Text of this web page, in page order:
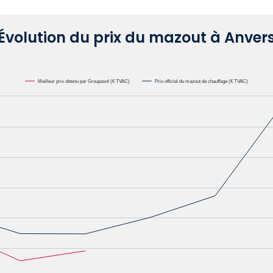
du prix du mazout à
Meilleur prix obtenu par Groupasol (€ TVAC) Prix officiel du mazout de chauffage (€ TVAC)